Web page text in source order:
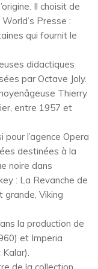
Il choisit de
Presse :
qui fournit le
didactiques
par Octave Joly.
Thierry
entre 1957 et
l’agence Opera
destinées à la
noire dans
: La Revanche de
Viking
la production de
et Imperia